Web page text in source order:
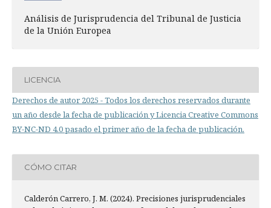
Análisis de Jurisprudencia del Tribunal de Justicia
de la Unión Europea
LICENCIA
Derechos de autor 2025 - Todos los derechos reservados durante
un año desde la fecha de publicación y Licencia Creative Commons
BY-NC-ND 4.0 pasado el primer año de la fecha de publicación.
CÓMO CITAR
Calderón Carrero, J. M. (2024). Precisiones jurisprudenciales